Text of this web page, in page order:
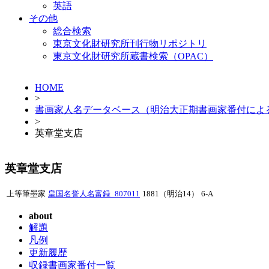
英語
その他
総合検索
東京文化財研究所刊行物リポジトリ
東京文化財研究所蔵書検索（OPAC）
HOME
>
書画家人名データベース（明治大正期書画家番付によ
>
英章堂支店
英章堂支店
上等筆墨家 皇国名誉人名富録_807011 1881（明治14） 6-A
about
解題
凡例
更新履歴
収録書画家番付一覧